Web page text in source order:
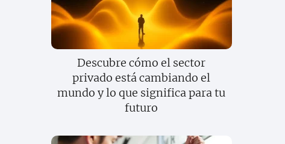
Descubre cómo el sector
privado está cambiando el
mundo y lo que significa para tu
futuro